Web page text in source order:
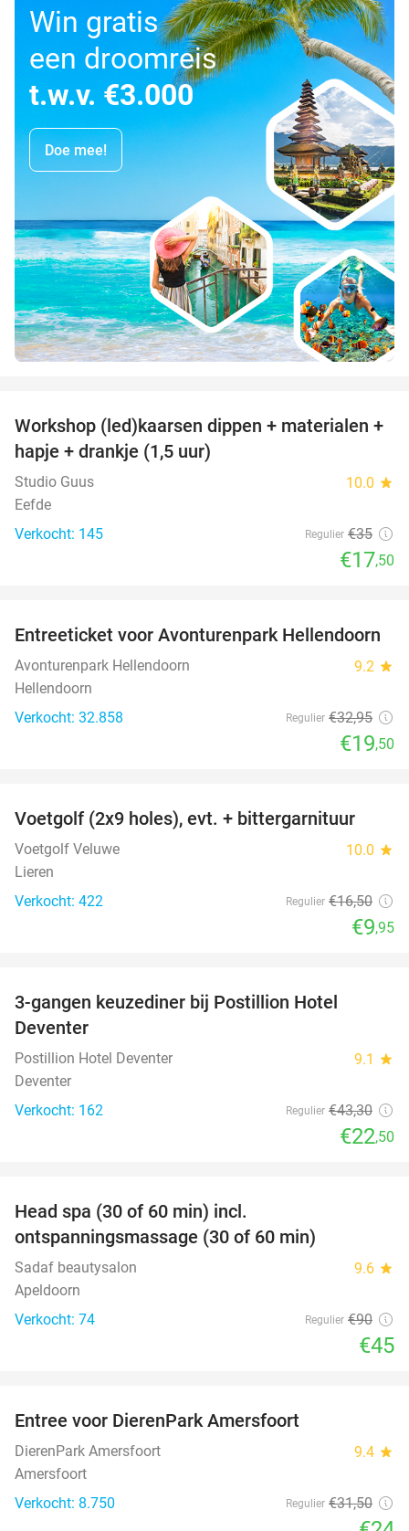
Win gratis
een droomreis
t.w.v. €3.000
Doe mee!
50%
Workshop (led)kaarsen dippen + materialen +
hapje + drankje (1,5 uur)
Studio Guus 10.0 star
Eefde
Verkocht: 145
Regulier €35
€17,50
41%
Entreeticket voor Avonturenpark Hellendoorn
Avonturenpark Hellendoorn 9.2 star
Hellendoorn
Verkocht: 32.858
Regulier €32,95
€19,50
40%
Voetgolf (2x9 holes), evt. + bittergarnituur
Voetgolf Veluwe 10.0 star
Lieren
Verkocht: 422
Regulier €16,50
€9,95
3-gangen keuzediner bij Postillion Hotel
Deventer
Postillion Hotel Deventer 9.1 star
Deventer
Verkocht: 162
Regulier €43,30
€22,50
Head spa (30 of 60 min) incl.
ontspanningsmassage (30 of 60 min)
Sadaf beautysalon 9.6 star
Apeldoorn
Verkocht: 74
Regulier €90
€45
Entree voor DierenPark Amersfoort
DierenPark Amersfoort 9.4 star
Amersfoort
Verkocht: 8.750
Regulier €31,50